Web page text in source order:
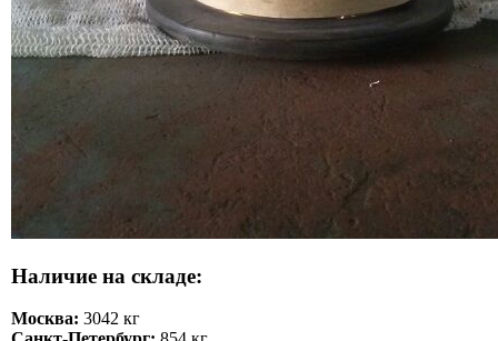
Наличие на складе:
Москва: 3042 кг